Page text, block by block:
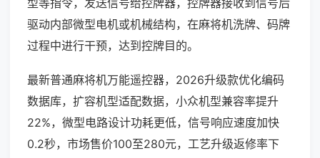
驱动内部微型电机或机械结构，在麻将机洗牌、码牌
过程中进行干预，达到控牌目的。
最新普通麻将机万能遥控器，2026升级款优化编码
数据库，扩容机型适配数据，小众机型兼容率提升
22%，微型电路设计功耗更低，信号响应速度加快
0.2秒，市场售价100至280元，工艺升级返修率下